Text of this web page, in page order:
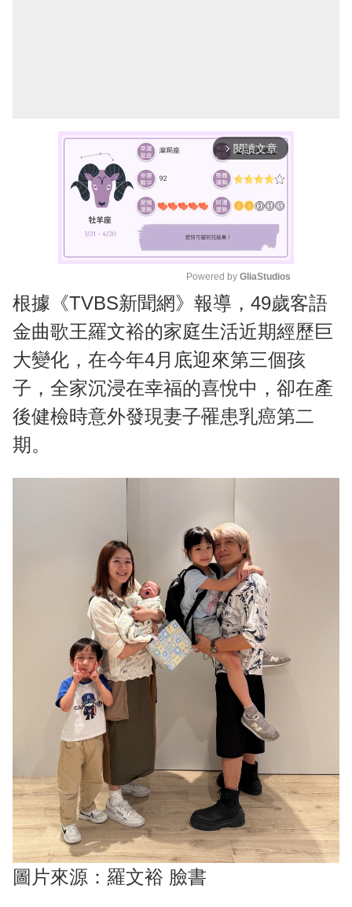
arrow_forward_ios 閱讀文章
M
u
t
e
Powered by GliaStudios
根據《TVBS新聞網》報導，49歲客語
金曲歌王羅文裕的家庭生活近期經歷巨
大變化，在今年4月底迎來第三個孩
子，全家沉浸在幸福的喜悅中，卻在產
後健檢時意外發現妻子罹患乳癌第二
期。
圖片來源：羅文裕 臉書